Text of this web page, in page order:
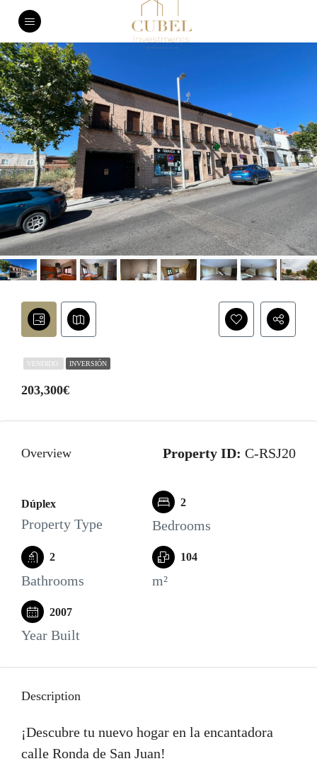
VENDIDO INVERSIÓN
203,300€‎
Overview Property ID: C-RSJ20
Dúplex
Property Type
2
Bedrooms
2
Bathrooms
104
m²
2007
Year Built
Description
¡Descubre tu nuevo hogar en la encantadora
calle Ronda de San Juan!